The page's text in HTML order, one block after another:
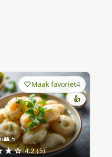
👥 5
4.2 (5)
Maak favoriet4
👍